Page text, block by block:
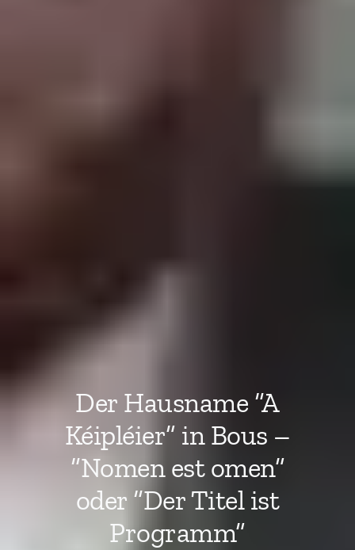
Der Hausname “A
Kéipléier” in Bous –
“Nomen est omen”
oder “Der Titel ist
Programm”